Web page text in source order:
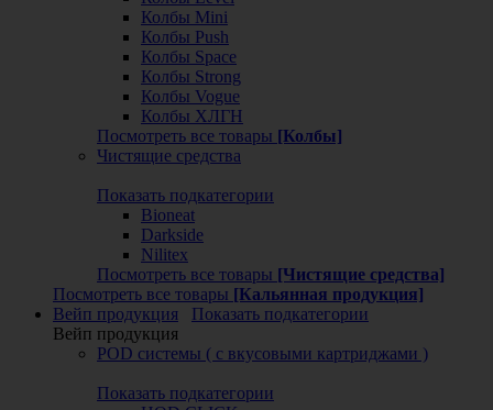
Колбы Mini
Колбы Push
Колбы Space
Колбы Strong
Колбы Vogue
Колбы ХЛГН
Посмотреть все товары [Колбы]
Чистящие средства
Показать подкатегории
Bioneat
Darkside
Nilitex
Посмотреть все товары [Чистящие средства]
Посмотреть все товары [Кальянная продукция]
Вейп продукция
Показать подкатегории
Вейп продукция
POD системы ( с вкусовыми картриджами )
Показать подкатегории